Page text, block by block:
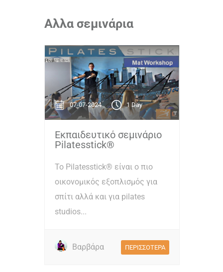
Αλλα σεμινάρια
07-07-2024 1 Day
Εκπαιδευτικό σεμινάριο
Pilatesstick®
Το Pilatesstick® είναι ο πιο
οικονομικός εξοπλισμός για
σπίτι αλλά και για pilates
studios...
Βαρβάρα ΠΕΡΙΣΣΟΤΕΡΑ